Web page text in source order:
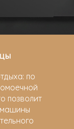
по
позволит